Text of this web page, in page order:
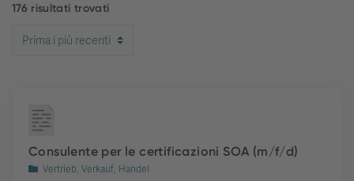
176 risultati trovati
Consulente per le certificazioni SOA (m/f/d)
Vertrieb, Verkauf, Handel